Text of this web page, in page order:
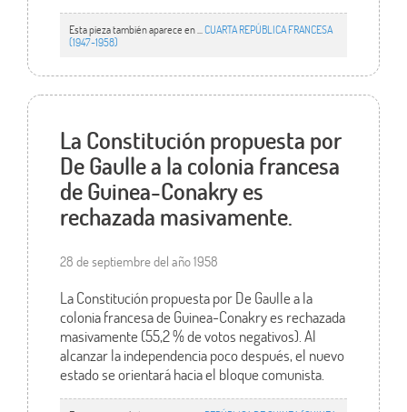
Esta pieza también aparece en ... CUARTA REPÚBLICA FRANCESA
(1947-1958)
La Constitución propuesta por
De Gaulle a la colonia francesa
de Guinea-Conakry es
rechazada masivamente.
28 de septiembre del año 1958
La Constitución propuesta por De Gaulle a la
colonia francesa de Guinea-Conakry es rechazada
masivamente (55,2 % de votos negativos). Al
alcanzar la independencia poco después, el nuevo
estado se orientará hacia el bloque comunista.